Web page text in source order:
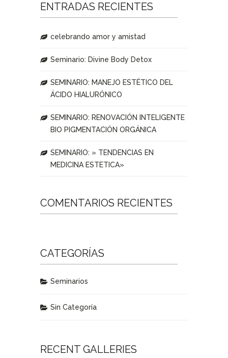
ENTRADAS RECIENTES
celebrando amor y amistad
Seminario: Divine Body Detox
SEMINARIO: MANEJO ESTÉTICO DEL
ÁCIDO HIALURÓNICO
SEMINARIO: RENOVACIÓN INTELIGENTE
BIO PIGMENTACIÓN ORGÁNICA
SEMINARIO: » TENDENCIAS EN
MEDICINA ESTETICA»
COMENTARIOS RECIENTES
CATEGORÍAS
Seminarios
Sin Categoría
RECENT GALLERIES